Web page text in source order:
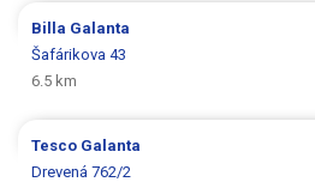
Billa Galanta
Šafárikova 43
6.5 km
Tesco Galanta
Drevená 762/2